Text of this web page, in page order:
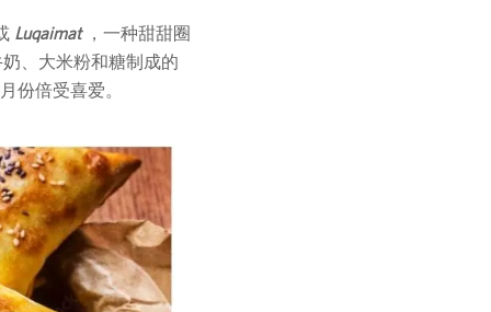
Luqaimat，一种甜甜圈
、大米粉和糖制成的
份倍受喜爱。